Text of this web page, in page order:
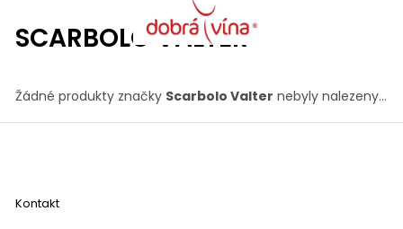
SCARBOLO VALTER
Žádné produkty značky Scarbolo Valter nebyly nalezeny...
Z
Kontakt